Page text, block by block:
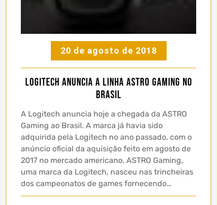
20 de agosto de 2018
Logitech anuncia a linha ASTRO Gaming no
Brasil
A Logitech anuncia hoje a chegada da ASTRO
Gaming ao Brasil. A marca já havia sido
adquirida pela Logitech no ano passado, com o
anúncio oficial da aquisição feito em agosto de
2017 no mercado americano. ASTRO Gaming,
uma marca da Logitech, nasceu nas trincheiras
dos campeonatos de games fornecendo…